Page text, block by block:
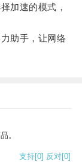
加速的模式，
助手，让网络
。
支持[0] 反对[0]